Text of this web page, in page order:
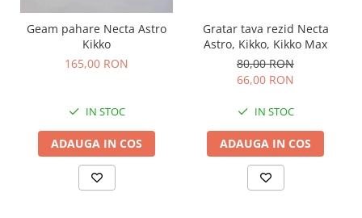
Geam pahare Necta Astro
Kikko
165,00 RON
IN STOC
ADAUGA IN COS
Gratar tava rezid Necta
Astro, Kikko, Kikko Max
80,00 RON
66,00 RON
IN STOC
ADAUGA IN COS